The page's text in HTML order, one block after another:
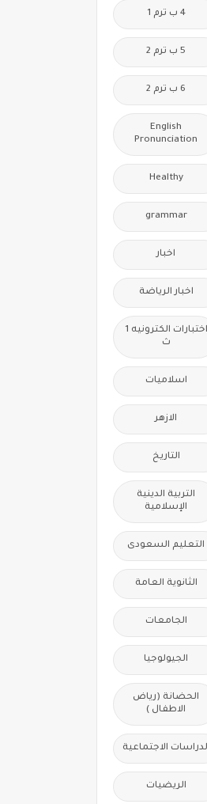
4 ب ترم 1
5 ب ترم 2
6 ب ترم 2
English
Pronunciation
Healthy
grammar
اخبار
اخبار الرياضة
اختبارات الكترونيه 1
ث
اسلاميات
الازهر
التاريخ
التربية الدينية
الإسلامية
التعليم السعودى
الثانوية العامة
الجامعات
الجيولوجيا
الحضانة (رياض
الاطفال )
الاجتماعية
الريضيات